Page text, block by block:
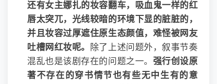
还有女主娜扎的妆容翻车，吸血鬼一样的红
唇太突兀，光线较暗的环境下显的脏脏的，
并且妆容过厚遮住原生态颜值，难怪被网友
吐槽网红妆呢。
除了上述问题外，叙事节奏
混乱也是该剧存在的问题之一。 强行创设原
著不存在的穿书情节也有些无中生有的意